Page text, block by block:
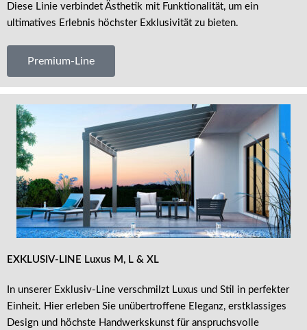
Diese Linie verbindet Ästhetik mit Funktionalität, um ein
ultimatives Erlebnis höchster Exklusivität zu bieten.
Premium-Line
EXKLUSIV-LINE Luxus M, L & XL
In unserer Exklusiv-Line verschmilzt Luxus und Stil in perfekter
Einheit. Hier erleben Sie unübertroffene Eleganz, erstklassiges
Design und höchste Handwerkskunst für anspruchsvolle